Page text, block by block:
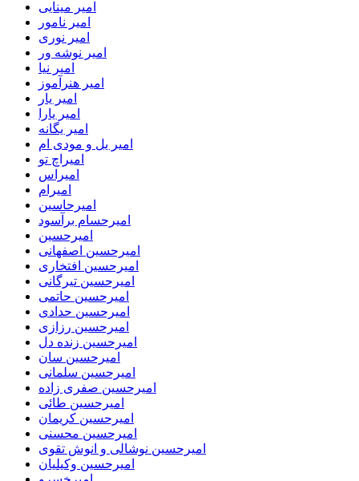
امیر مینایی
امیر نامور
امیر نوری
امیر نوشه ور
امیر نیا
امیر هنرآموز
امیر یار
امیر یارا
امیر یگانه
امیر یل و مودی ام
امیراچ تو
امیراس
امیرام
امیرحاسین
امیرحسام برآسود
امیرحسین
امیرحسین اصفهانی
امیرحسین افتخاری
امیرحسین تیرگانی
امیرحسین حاتمی
امیرحسین حدادی
امیرحسین رزازی
امیرحسین زنده دل
امیرحسین سان
امیرحسین سلمانی
امیرحسین صفری زاده
امیرحسین طائی
امیرحسین کریمان
امیرحسین محسنی
امیرحسین نوشالی و انوش تقوی
امیرحسین وکیلیان